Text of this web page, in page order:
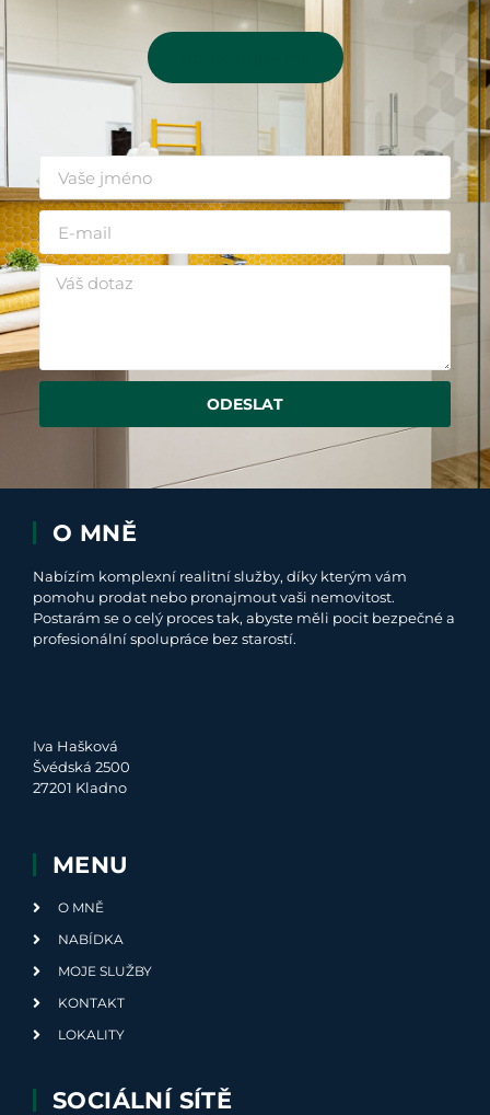
ODESLAT
O MNĚ
Nabízím komplexní realitní služby, díky kterým vám
pomohu prodat nebo pronajmout vaši nemovitost.
Postarám se o celý proces tak, abyste měli pocit bezpečné a
profesionální spolupráce bez starostí.
Iva Hašková
Švédská 2500
27201 Kladno
MENU
O MNĚ
NABÍDKA
MOJE SLUŽBY
KONTAKT
LOKALITY
SOCIÁLNÍ SÍTĚ